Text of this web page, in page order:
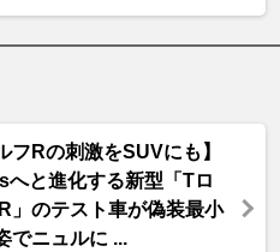
フRの刺激をSUVにも】
へと進化する新型「Tロ
」のテスト車が偽装最小
でニュルに ...